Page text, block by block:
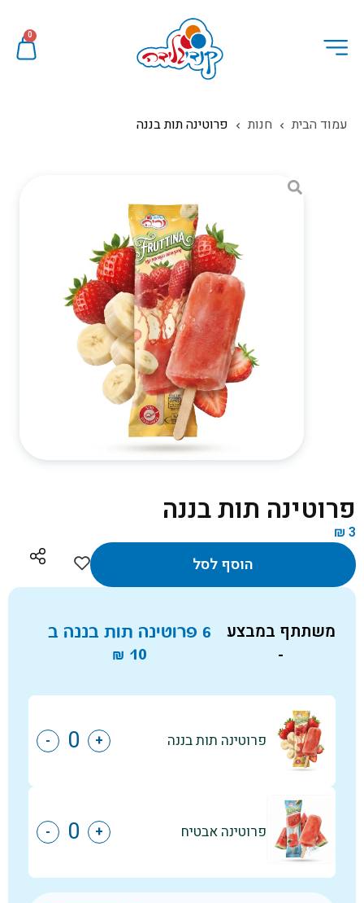
0
עמוד הבית חנות פרוטינה תות בננה
פרוטינה תות בננה
₪3
הוסף לסל
משתתף במבצע
-
6 פרוטינה תות בננה ב
₪ 10
פרוטינה תות בננה +
-
פרוטינה אבטיח +
-